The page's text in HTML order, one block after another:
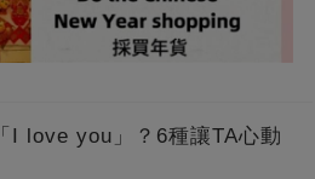
I love you」？6種讓TA心動